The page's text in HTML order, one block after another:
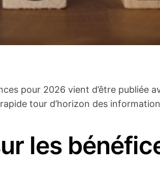
pour 2026 vient d’être publiée
tour d’horizon des
les